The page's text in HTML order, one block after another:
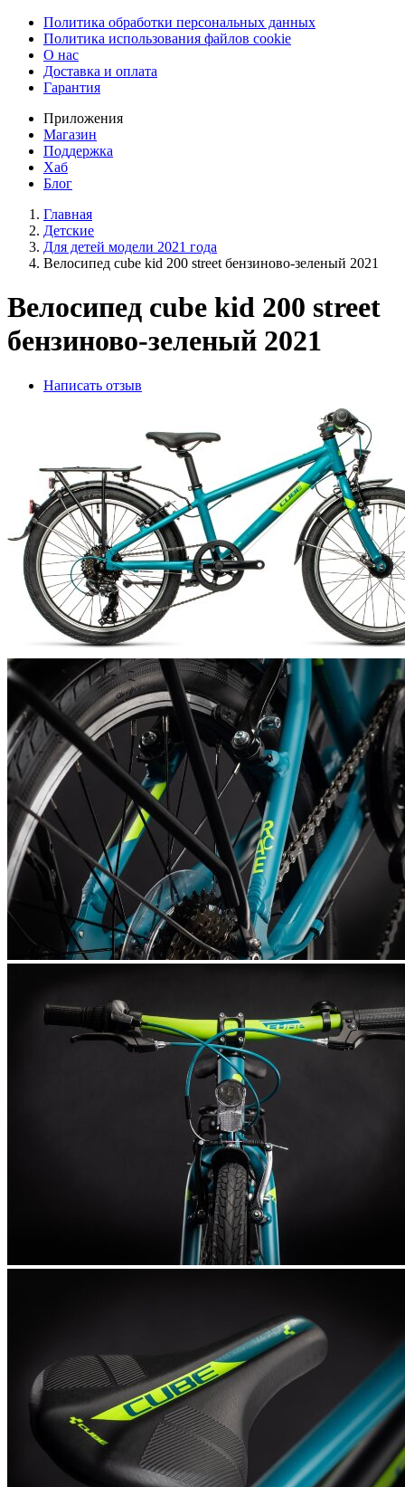
Политика обработки персональных данных
Политика использования файлов cookie
О нас
Доставка и оплата
Гарантия
Приложения
Магазин
Поддержка
Хаб
Блог
Главная
Детские
Для детей модели 2021 года
Велосипед cube kid 200 street бензиново-зеленый 2021
Велосипед cube kid 200 street
бензиново-зеленый 2021
Написать отзыв